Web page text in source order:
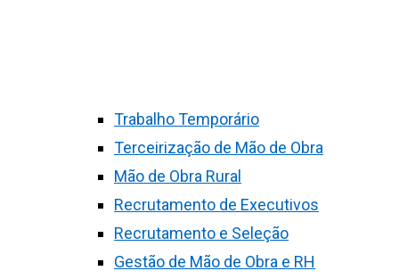
Trabalho Temporário
Terceirização de Mão de Obra
Mão de Obra Rural
Recrutamento de Executivos
Recrutamento e Seleção
Gestão de Mão de Obra e RH